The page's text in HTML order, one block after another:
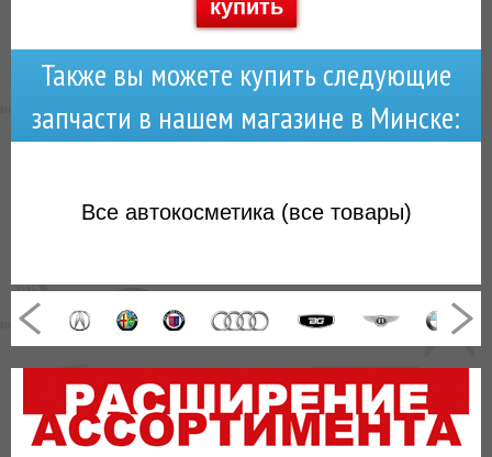
купить
Также вы можете купить следующие
запчасти в нашем магазине в Минске:
Все автокосметика (все товары)